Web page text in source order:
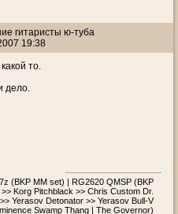
гитаристы ю-туба
19:38
то.
дело.
(BKP MM set) | RG2620 QMSP (BKP
Korg Pitchblack >> Chris Custom Dr.
Yerasov Detonator >> Yerasov Bull-V
Swamp Thang | The Governor)